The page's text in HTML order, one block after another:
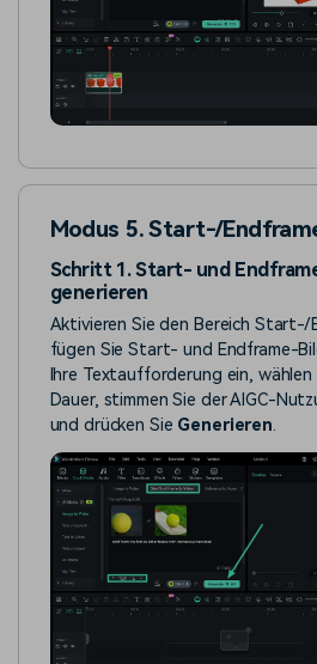
Modus 5. Start-/
Schritt 1. Start- und
generieren
Aktivieren Sie den Bereich Start-/
fügen Sie Start- und Endframe-
Ihre Textaufforderung ein,
Dauer, stimmen Sie der AIGC-
und drücken Sie Generieren.